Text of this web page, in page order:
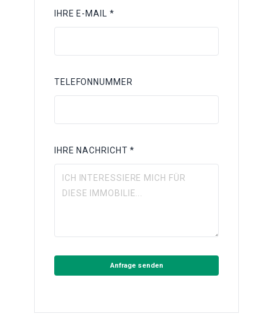
IHRE E-MAIL *
TELEFONNUMMER
IHRE NACHRICHT *
Anfrage senden